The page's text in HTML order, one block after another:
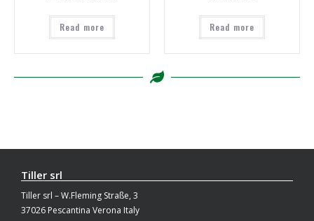
Read more Read more
Tiller srl
Tiller srl – W.Fleming Straße, 3
37026 Pescantina Verona Italy